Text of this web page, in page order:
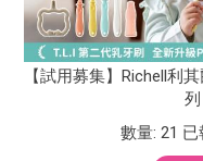
【試用募集】Richell利
列
數量: 21 已